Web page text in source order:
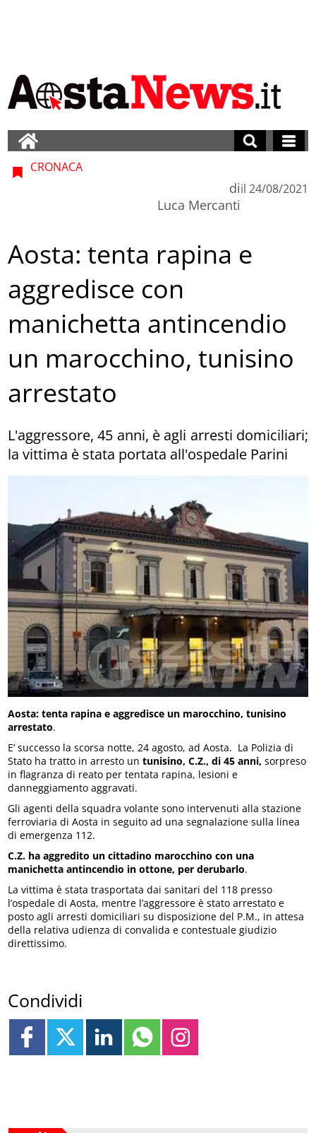
CRONACA
di
Luca Mercanti
il 24/08/2021
Aosta: tenta rapina e
aggredisce con
manichetta antincendio
un marocchino, tunisino
arrestato
L'aggressore, 45 anni, è agli arresti domiciliari;
la vittima è stata portata all'ospedale Parini
Aosta: tenta rapina e aggredisce un marocchino, tunisino
arrestato.
E’ successo la scorsa notte, 24 agosto, ad Aosta. La Polizia di
Stato ha tratto in arresto untunisino, C.Z., di 45 anni, sorpreso
in flagranza di reato per tentata rapina, lesioni e
danneggiamento aggravati.
Gli agenti della squadra volante sono intervenuti alla stazione
ferroviaria di Aosta in seguito ad una segnalazione sulla linea
di emergenza 112.
C.Z. ha aggredito un cittadino marocchino con una
manichetta antincendio in ottone, per derubarlo.
La vittima è stata trasportata dai sanitari del 118 presso
l’ospedale di Aosta, mentre l’aggressore è stato arrestato e
posto agli arresti domiciliari su disposizione del P.M., in attesa
della relativa udienza di convalida e contestuale giudizio
direttissimo.
Condividi